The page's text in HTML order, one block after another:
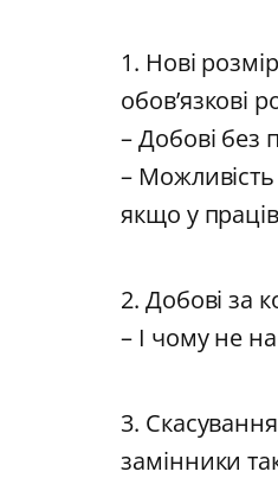
1. Нові
обов’язкові
– Добові без
–
якщо у
2. Добові за
– І чому не
3.
замінники